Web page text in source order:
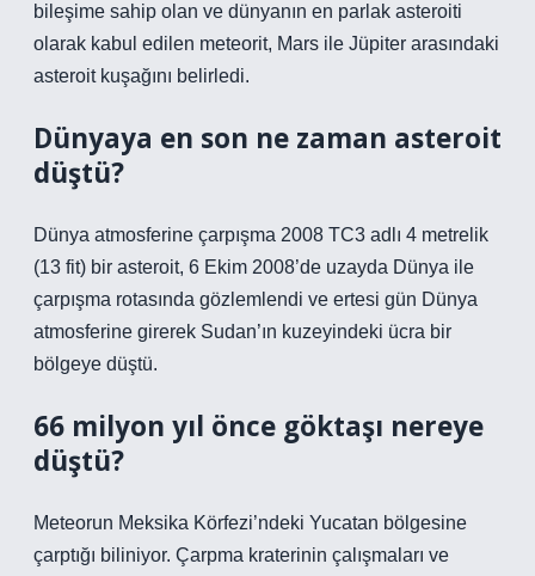
bileşime sahip olan ve dünyanın en parlak asteroiti
olarak kabul edilen meteorit, Mars ile Jüpiter arasındaki
asteroit kuşağını belirledi.
Dünyaya en son ne zaman asteroit
düştü?
Dünya atmosferine çarpışma 2008 TC3 adlı 4 metrelik
(13 fit) bir asteroit, 6 Ekim 2008’de uzayda Dünya ile
çarpışma rotasında gözlemlendi ve ertesi gün Dünya
atmosferine girerek Sudan’ın kuzeyindeki ücra bir
bölgeye düştü.
66 milyon yıl önce göktaşı nereye
düştü?
Meteorun Meksika Körfezi’ndeki Yucatan bölgesine
çarptığı biliniyor. Çarpma kraterinin çalışmaları ve